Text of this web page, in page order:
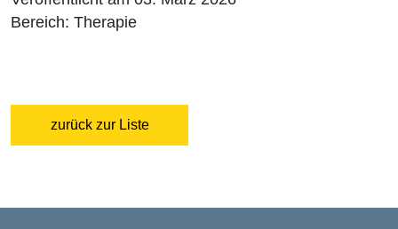
Bereich: Therapie
zurück zur Liste